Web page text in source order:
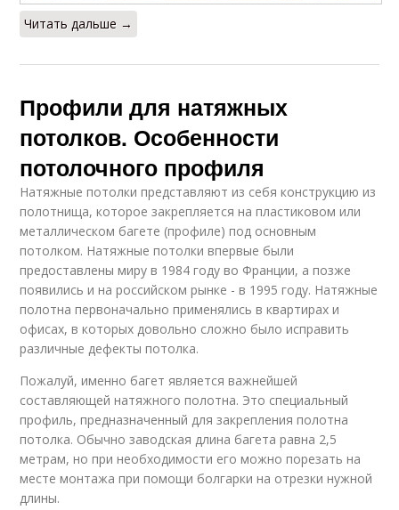
Читать дальше →
Профили для натяжных
потолков. Особенности
потолочного профиля
Натяжные потолки представляют из себя конструкцию из
полотнища, которое закрепляется на пластиковом или
металлическом багете (профиле) под основным
потолком. Натяжные потолки впервые были
предоставлены миру в 1984 году во Франции, а позже
появились и на российском рынке - в 1995 году. Натяжные
полотна первоначально применялись в квартирах и
офисах, в которых довольно сложно было исправить
различные дефекты потолка.
Пожалуй, именно багет является важнейшей
составляющей натяжного полотна. Это специальный
профиль, предназначенный для закрепления полотна
потолка. Обычно заводская длина багета равна 2,5
метрам, но при необходимости его можно порезать на
месте монтажа при помощи болгарки на отрезки нужной
длины.